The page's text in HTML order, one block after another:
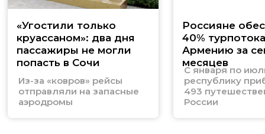
«Угостили только
круассаном»: два дня
пассажиры не могли
попасть в Сочи
Из-за «ковров» рейсы
отправляли на запасные
аэродромы
Россияне
40%
Армению за
месяцев
С января по
республику
493
России